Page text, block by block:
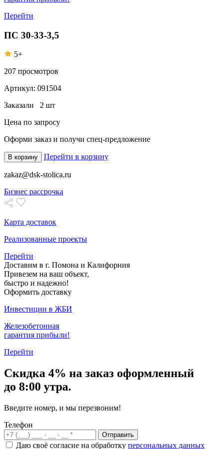
Перейти
ПС 30-33-3,5
5+
207 просмотров
Артикул: 091504
Заказали 2 шт
Цена по запросу
Оформи заказ и получи спец-предложение
В корзину Перейти в корзину
zakaz@dsk-stolica.ru
Бизнес рассрочка
Карта доставок
Реализованные проекты
Перейти
Доставим в г. Помона и Калифорния
Привезем на ваш объект,
быстро и надежно!
Оформить доставку
Инвестиции в ЖБИ
Железобетонная
гарантия прибыли!
Перейти
Скидка 4% на заказ оформленный
до 8:00 утра.
Введите номер, и мы перезвоним!
Телефон
Отправить
Даю своё согласие на обработку персональных данных